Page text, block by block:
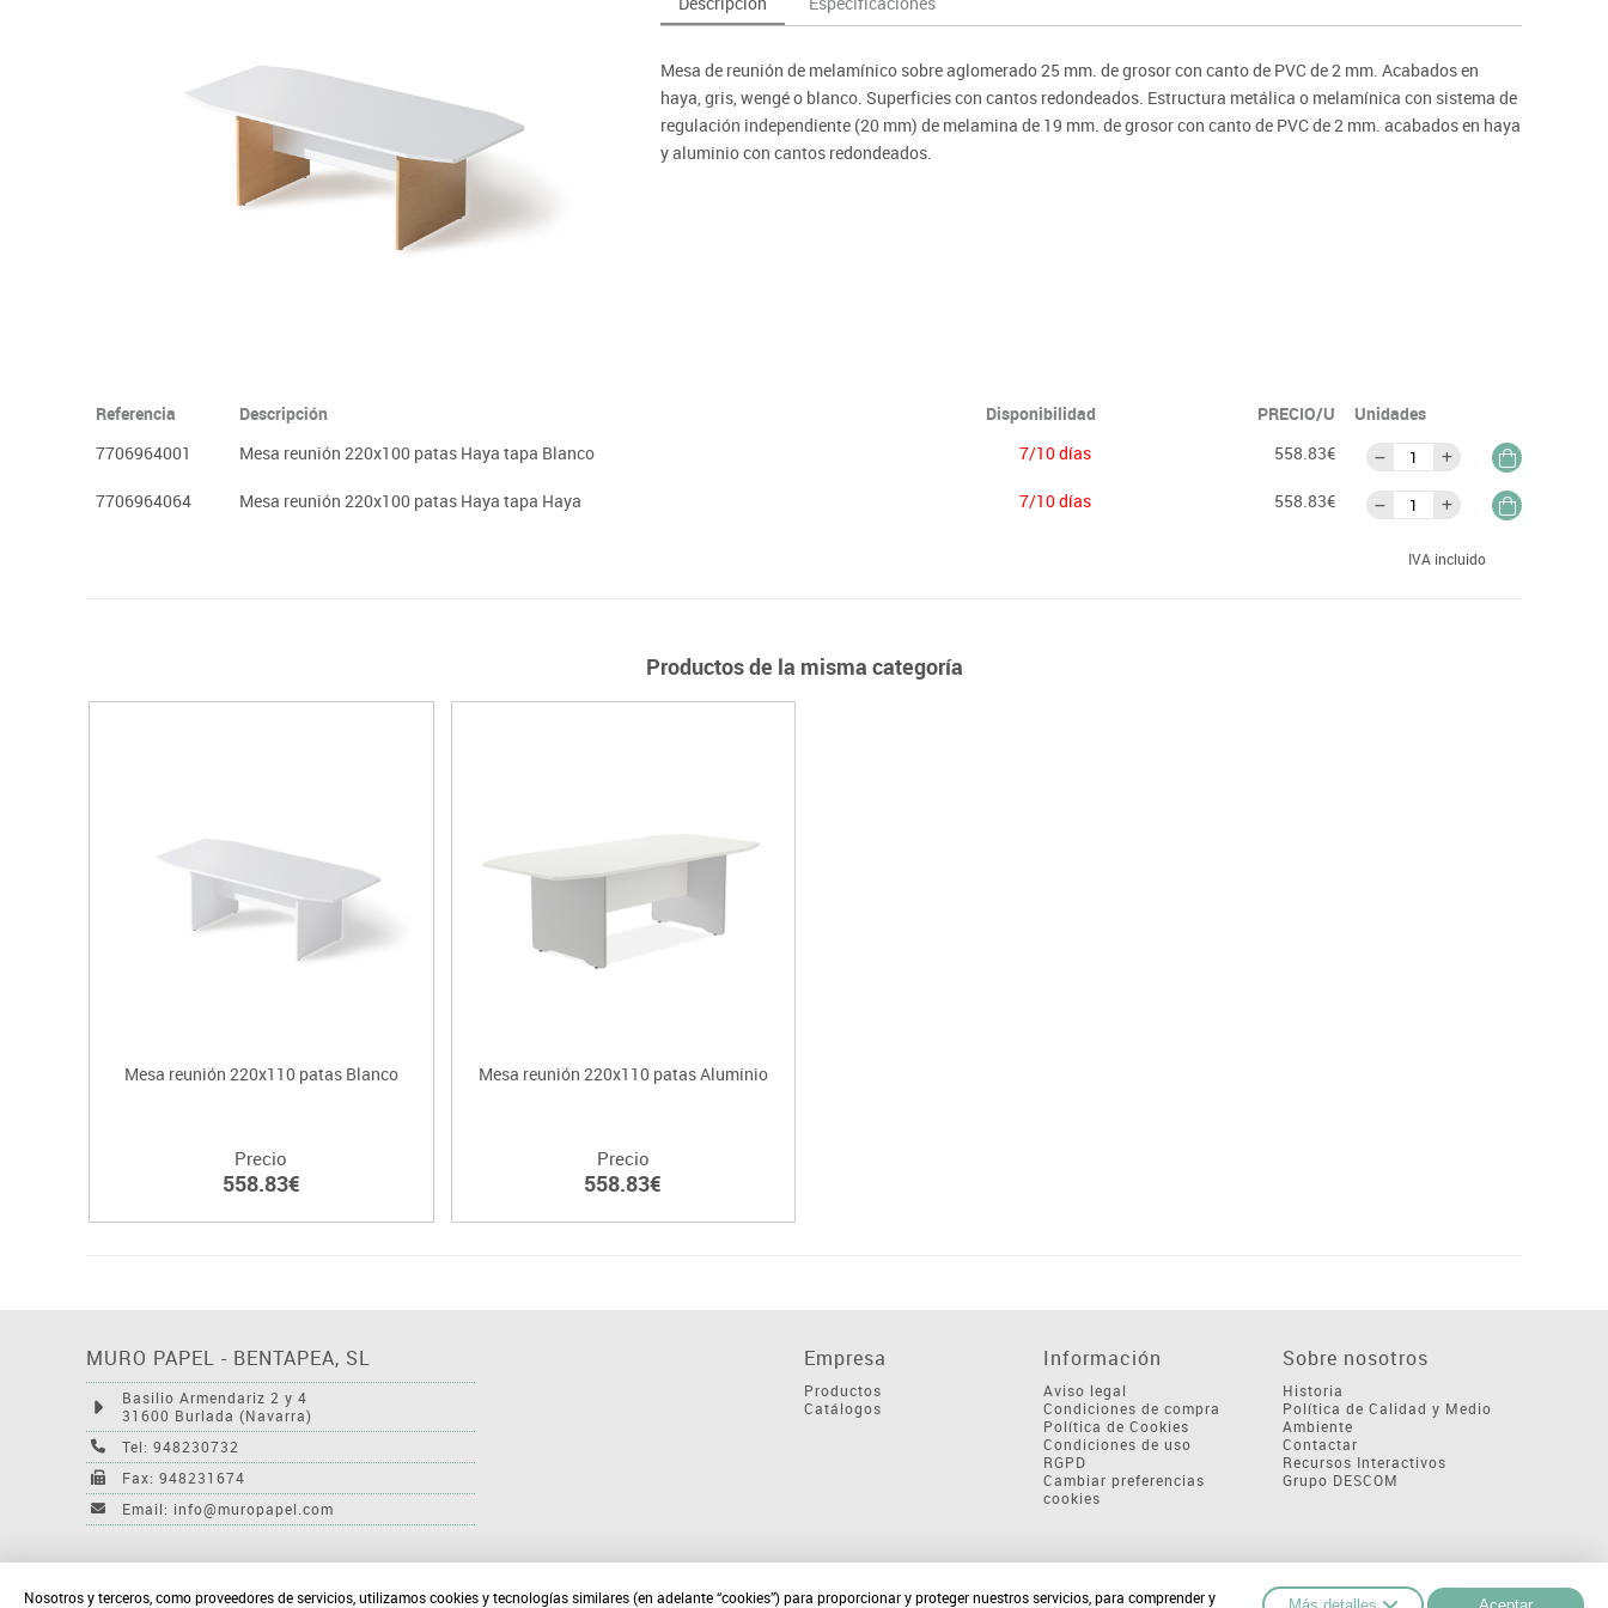
Material escolar
Plastifica, encuaderna, destruye
Juegos simbólicos
Deportes raqueta
Protección deportiva
Psicomotricidad
Monitores interactivos
Pantallas de proyección
Soportes
Videoproyección
Mesa de reunión de melamínico sobre aglomerado 25 mm. de grosor con canto de PVC de 2 mm. Acabados en
haya, gris, wengé o blanco. Superficies con cantos redondeados. Estructura metálica o melamínica con sistema de
regulación independiente (20 mm) de melamina de 19 mm. de grosor con canto de PVC de 2 mm. acabados en haya
y aluminio con cantos redondeados.
Referencia Descripción Disponibilidad PRECIO/U
Unidades
7706964001
Mesa reunión 220x100 patas Haya tapa Blanco 7/10 días 558.83€
7706964064 Mesa reunión 220x100 patas Haya tapa Haya 7/10 días 558.83€
IVA incluido
Productos de la misma categoría
Mesa reunión 220x110 patas Blanco
Precio
558.83€
Mesa reunión 220x110 patas Aluminio
Precio
558.83€
MURO PAPEL - BENTAPEA, SL
Basilio Armendariz 2 y 4
31600 Burlada (Navarra)
Tel: 948230732
Fax: 948231674
Email: info@muropapel.com
Empresa
Productos
Catálogos
Información
Aviso legal
Condiciones de compra
Política de Cookies
Condiciones de uso
RGPD
Cambiar preferencias
cookies
Sobre nosotros
Historia
Política de Calidad y Medio
Ambiente
Contactar
Recursos Interactivos
Grupo DESCOM
Nosotros y terceros, como proveedores de servicios, utilizamos cookies y tecnologías similares (en adelante “cookies”) para proporcionar y proteger nuestros servicios, para comprender y Más detalles Aceptar